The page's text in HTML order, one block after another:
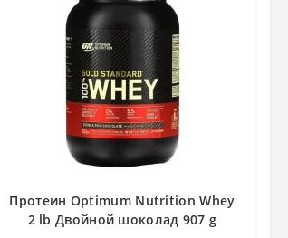
Протеин Optimum Nutrition Whey
2 lb Двойной шоколад 907 g